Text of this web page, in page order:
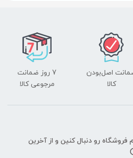
اصل‌بودن
کالا
7 روز ضمانت
مرجوعی کالا
رو دنبال کنین و از آخرین